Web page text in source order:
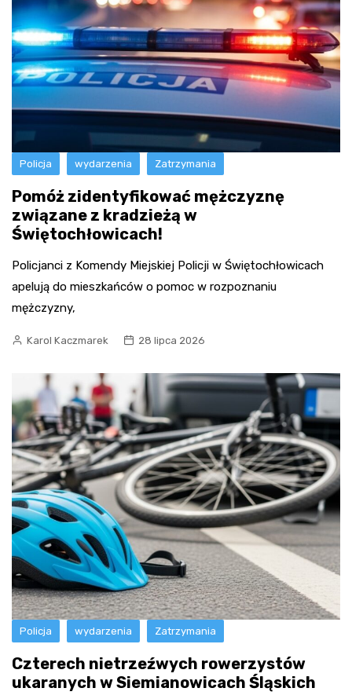
Policja wydarzenia Zatrzymania
Pomóż zidentyfikować mężczyznę
związane z kradzieżą w
Świętochłowicach!
Policjanci z Komendy Miejskiej Policji w Świętochłowicach
apelują do mieszkańców o pomoc w rozpoznaniu
mężczyzny,
Karol Kaczmarek 28 lipca 2026
Policja wydarzenia Zatrzymania
Czterech nietrzeźwych rowerzystów
ukaranych w Siemianowicach Śląskich